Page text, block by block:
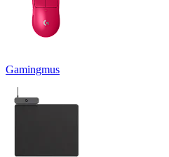
Gamingmus